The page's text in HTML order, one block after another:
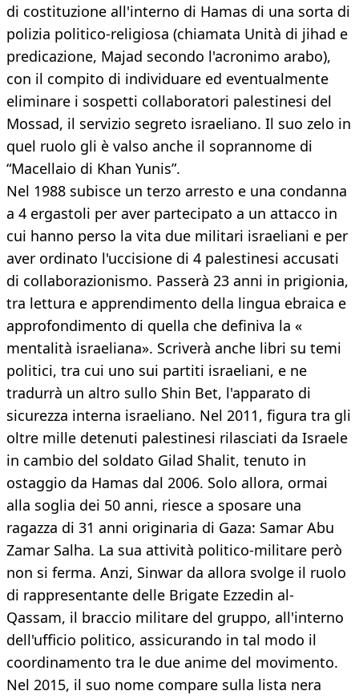
di costituzione all'interno di Hamas di una sorta di
polizia politico-religiosa (chiamata Unità di jihad e
predicazione, Majad secondo l'acronimo arabo),
con il compito di individuare ed eventualmente
eliminare i sospetti collaboratori palestinesi del
Mossad, il servizio segreto israeliano. Il suo zelo in
quel ruolo gli è valso anche il soprannome di
“Macellaio di Khan Yunis”.
Nel 1988 subisce un terzo arresto e una condanna
a 4 ergastoli per aver partecipato a un attacco in
cui hanno perso la vita due militari israeliani e per
aver ordinato l'uccisione di 4 palestinesi accusati
di collaborazionismo. Passerà 23 anni in prigionia,
tra lettura e apprendimento della lingua ebraica e
approfondimento di quella che definiva la «
mentalità israeliana». Scriverà anche libri su temi
politici, tra cui uno sui partiti israeliani, e ne
tradurrà un altro sullo Shin Bet, l'apparato di
sicurezza interna israeliano. Nel 2011, figura tra gli
oltre mille detenuti palestinesi rilasciati da Israele
in cambio del soldato Gilad Shalit, tenuto in
ostaggio da Hamas dal 2006. Solo allora, ormai
alla soglia dei 50 anni, riesce a sposare una
ragazza di 31 anni originaria di Gaza: Samar Abu
Zamar Salha. La sua attività politico-militare però
non si ferma. Anzi, Sinwar da allora svolge il ruolo
di rappresentante delle Brigate Ezzedin al-
Qassam, il braccio militare del gruppo, all'interno
dell'ufficio politico, assicurando in tal modo il
coordinamento tra le due anime del movimento.
Nel 2015, il suo nome compare sulla lista nera